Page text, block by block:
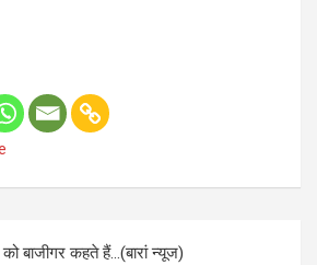
बाजीगर कहते हैं…(बारां न्यूज)